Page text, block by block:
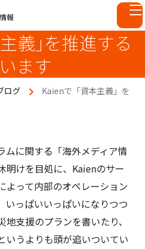
報
義」を推進する
ます
ログ
Kaienで「資本主義」を
ムに関する「海外メディア情
明けを目処に、Kaienのサー
よって内部のオペレーション
いっぱいいっぱいになりつつ
支援のプランを書いたり、
いうよりも頭が追いついてい